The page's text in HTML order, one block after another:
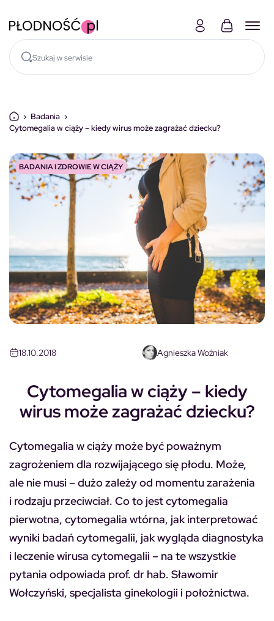
› Badania ›
Cytomegalia w ciąży – kiedy wirus może zagrażać dziecku?
BADANIA I ZDROWIE W CIĄŻY
18.10.2018 Agnieszka Woźniak
Cytomegalia w ciąży – kiedy
wirus może zagrażać dziecku?
Cytomegalia w ciąży może być poważnym
zagrożeniem dla rozwijającego się płodu. Może,
ale nie musi – dużo zależy od momentu zarażenia
i rodzaju przeciwciał. Co to jest cytomegalia
pierwotna, cytomegalia wtórna, jak interpretować
wyniki badań cytomegalii, jak wygląda diagnostyka
i leczenie wirusa cytomegalii – na te wszystkie
pytania odpowiada prof. dr hab. Sławomir
Wołczyński, specjalista ginekologii i położnictwa.